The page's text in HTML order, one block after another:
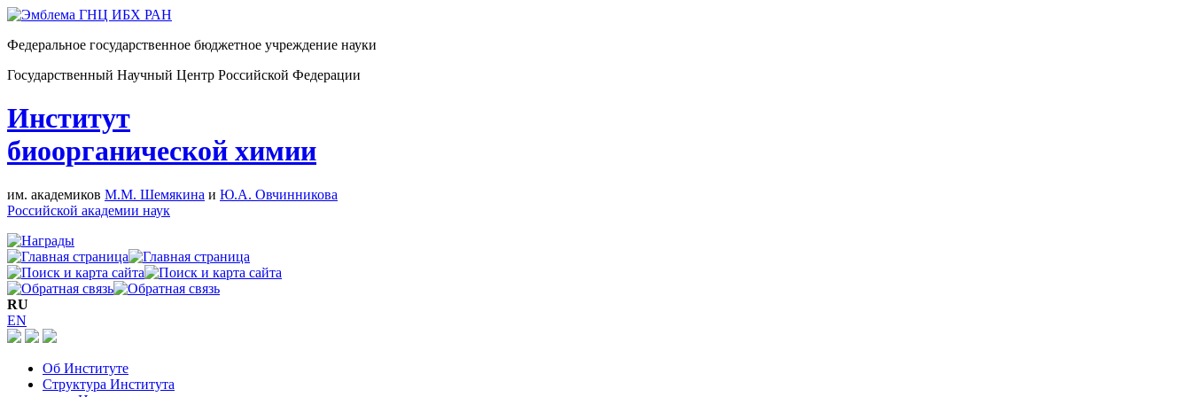
Федеральное государственное бюджетное учреждение науки
Государственный Научный Центр Российской Федерации
Институт
биоорганической химии
им. академиков М.М. Шемякина и Ю.А. Овчинникова
Российской академии наук
RU
EN
Об Институте
Структура Института